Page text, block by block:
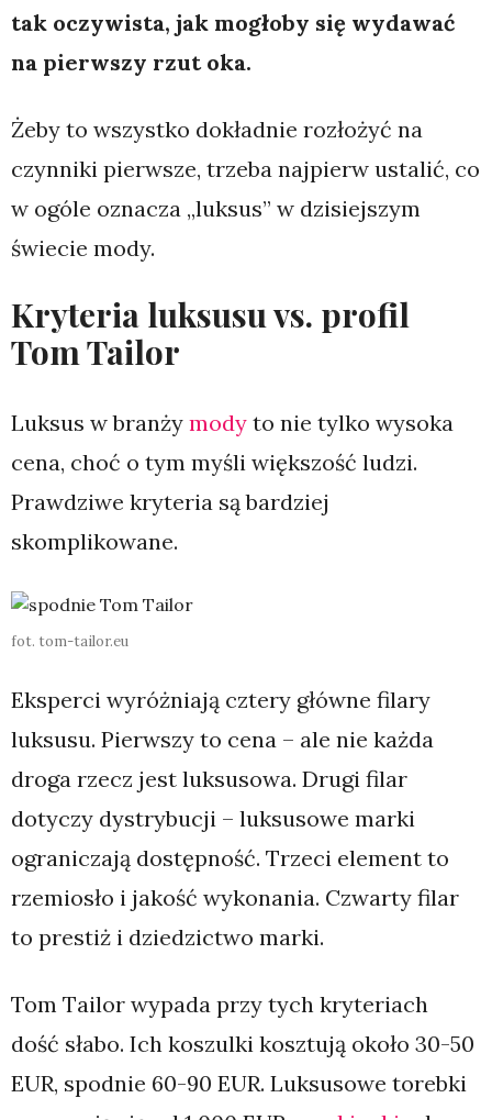
tak oczywista, jak mogłoby się wydawać
na pierwszy rzut oka.
Żeby to wszystko dokładnie rozłożyć na
czynniki pierwsze, trzeba najpierw ustalić, co
w ogóle oznacza „luksus” w dzisiejszym
świecie mody.
Kryteria luksusu vs. profil
Tom Tailor
Luksus w branży mody to nie tylko wysoka
cena, choć o tym myśli większość ludzi.
Prawdziwe kryteria są bardziej
skomplikowane.
fot. tom-tailor.eu
Eksperci wyróżniają cztery główne filary
luksusu. Pierwszy to cena – ale nie każda
droga rzecz jest luksusowa. Drugi filar
dotyczy dystrybucji – luksusowe marki
ograniczają dostępność. Trzeci element to
rzemiosło i jakość wykonania. Czwarty filar
to prestiż i dziedzictwo marki.
Tom Tailor wypada przy tych kryteriach
dość słabo. Ich koszulki kosztują około 30-50
EUR, spodnie 60-90 EUR. Luksusowe torebki